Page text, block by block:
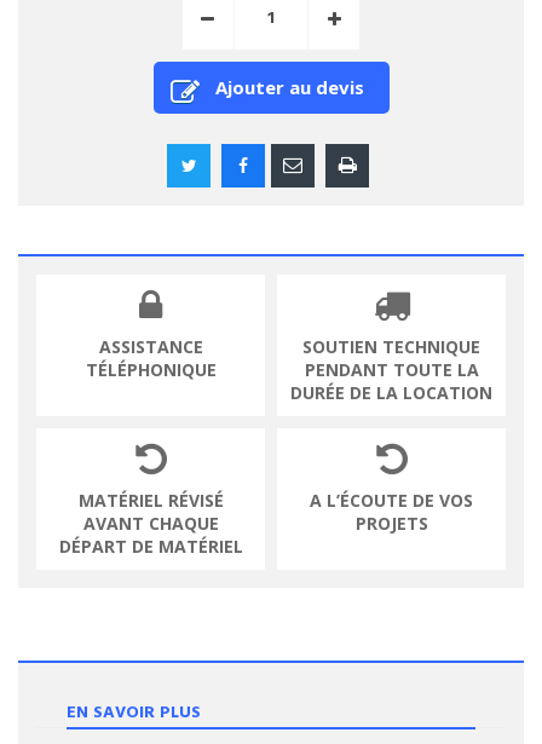
Ajouter au devis
ASSISTANCE
TÉLÉPHONIQUE
SOUTIEN TECHNIQUE
PENDANT TOUTE LA
DURÉE DE LA LOCATION
MATÉRIEL RÉVISÉ
AVANT CHAQUE
DÉPART DE MATÉRIEL
A L’ÉCOUTE DE VOS
PROJETS
EN SAVOIR PLUS